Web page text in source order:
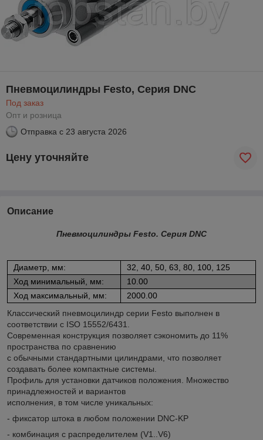
Пневмоцилиндры Festo, Серия DNC
Под заказ
Опт и розница
Отправка с 23 августа 2026
Цену уточняйте
Описание
Пневмоцилиндры Festo. Серия DNC
Диаметр, мм:
32, 40, 50, 63, 80, 100, 125
Ход минимальный, мм:
10.00
Ход максимальный, мм:
2000.00
Классический пневмоцилиндр серии Festo выполнен в
соответствии с ISO 15552/6431.
Современная конструкция позволяет сэкономить до 11%
пространства по сравнению
с обычными стандартными цилиндрами, что позволяет
создавать более компактные системы.
Профиль для установки датчиков положения. Множество
принадлежностей и вариантов
исполнения, в том числе уникальных:
- фиксатор штока в любом положении DNC-KP
- комбинация с распределителем (V1..V6)